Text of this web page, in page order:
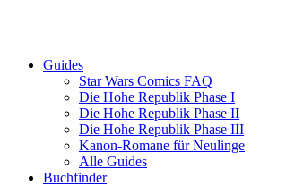
Guides
Star Wars Comics FAQ
Die Hohe Republik Phase I
Die Hohe Republik Phase II
Die Hohe Republik Phase III
Kanon-Romane für Neulinge
Alle Guides
Buchfinder